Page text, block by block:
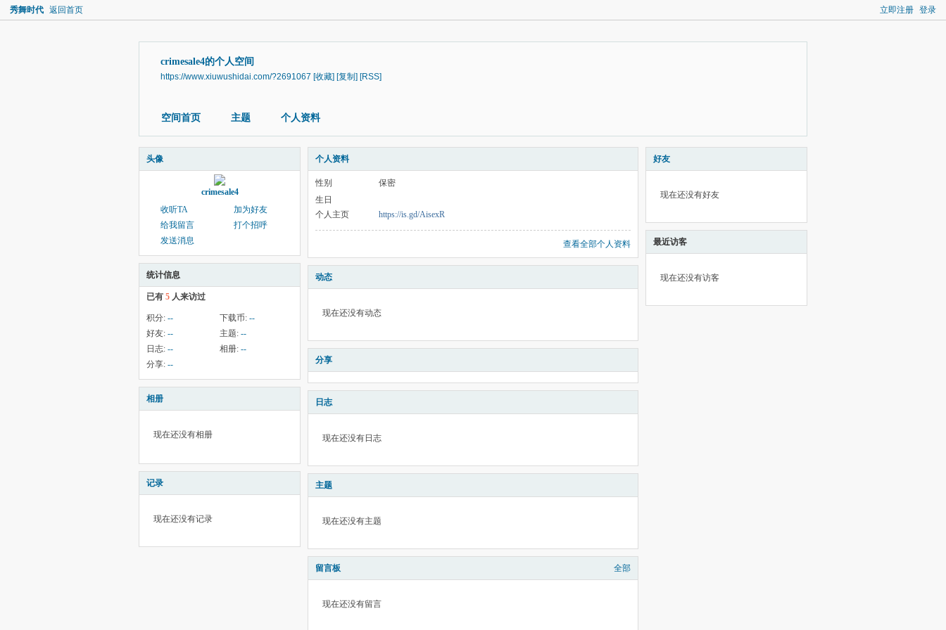
立即注册 登录
秀舞时代 返回首页
crimesale4的个人空间
https://www.xiuwushidai.com/?2691067 [收藏] [复制] [RSS]
空间首页 主题 个人资料
头像
crimesale4
收听TA
加为好友
给我留言
打个招呼
发送消息
统计信息
已有 5 人来访过
积分: -- 下载币: --
好友: -- 主题: --
日志: -- 相册: --
分享: --
相册
现在还没有相册
记录
现在还没有记录
个人资料
性别
保密
生日
个人主页
https://is.gd/AisexR
查看全部个人资料
动态
现在还没有动态
分享
日志
现在还没有日志
主题
现在还没有主题
留言板 全部
现在还没有留言
好友
现在还没有好友
最近访客
现在还没有访客